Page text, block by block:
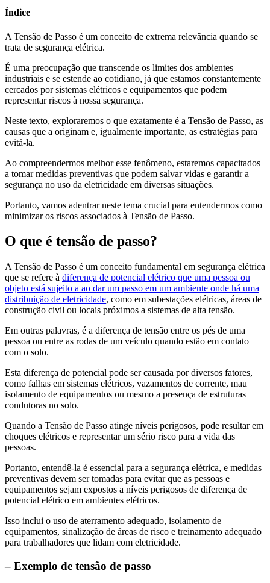
Índice
A Tensão de Passo é um conceito de extrema relevância quando se
trata de segurança elétrica.
É uma preocupação que transcende os limites dos ambientes
industriais e se estende ao cotidiano, já que estamos constantemente
cercados por sistemas elétricos e equipamentos que podem
representar riscos à nossa segurança.
Neste texto, exploraremos o que exatamente é a Tensão de Passo, as
causas que a originam e, igualmente importante, as estratégias para
evitá-la.
Ao compreendermos melhor esse fenômeno, estaremos capacitados
a tomar medidas preventivas que podem salvar vidas e garantir a
segurança no uso da eletricidade em diversas situações.
Portanto, vamos adentrar neste tema crucial para entendermos como
minimizar os riscos associados à Tensão de Passo.
O que é tensão de passo?
A Tensão de Passo é um conceito fundamental em segurança elétrica
que se refere à diferença de potencial elétrico que uma pessoa ou
objeto está sujeito a ao dar um passo em um ambiente onde há uma
distribuição de eletricidade, como em subestações elétricas, áreas de
construção civil ou locais próximos a sistemas de alta tensão.
Em outras palavras, é a diferença de tensão entre os pés de uma
pessoa ou entre as rodas de um veículo quando estão em contato
com o solo.
Esta diferença de potencial pode ser causada por diversos fatores,
como falhas em sistemas elétricos, vazamentos de corrente, mau
isolamento de equipamentos ou mesmo a presença de estruturas
condutoras no solo.
Quando a Tensão de Passo atinge níveis perigosos, pode resultar em
choques elétricos e representar um sério risco para a vida das
pessoas.
Portanto, entendê-la é essencial para a segurança elétrica, e medidas
preventivas devem ser tomadas para evitar que as pessoas e
equipamentos sejam expostos a níveis perigosos de diferença de
potencial elétrico em ambientes elétricos.
Isso inclui o uso de aterramento adequado, isolamento de
equipamentos, sinalização de áreas de risco e treinamento adequado
para trabalhadores que lidam com eletricidade.
– Exemplo de tensão de passo